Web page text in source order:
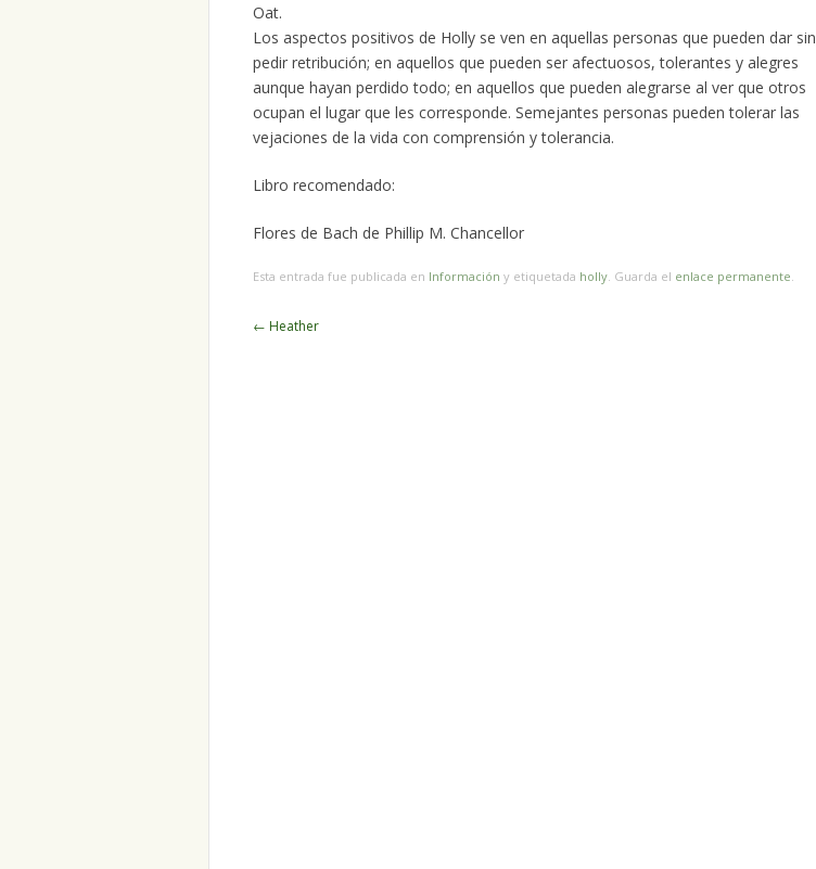
Oat.
Los aspectos positivos de Holly se ven en aquellas personas que pueden dar sin
pedir retribución; en aquellos que pueden ser afectuosos, tolerantes y alegres
aunque hayan perdido todo; en aquellos que pueden alegrarse al ver que otros
ocupan el lugar que les corresponde. Semejantes personas pueden tolerar las
vejaciones de la vida con comprensión y tolerancia.
Libro recomendado:
Flores de Bach de Phillip M. Chancellor
Esta entrada fue publicada en Información y etiquetada holly. Guarda el enlace permanente.
Navegador
← Heather